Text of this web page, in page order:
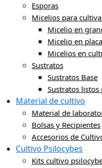
Esporas
Micelios para
Micelio en
Micelio en
Micelios en
Sustratos
Sustratos Base
Sustratos
Material de cultivo
Material de
Bolsas y Recipientes
Accesorios de
Cultivo Psilocybes
Kits cultivo